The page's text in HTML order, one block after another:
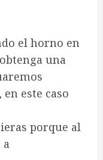
el horno en
una
este caso
porque al
a